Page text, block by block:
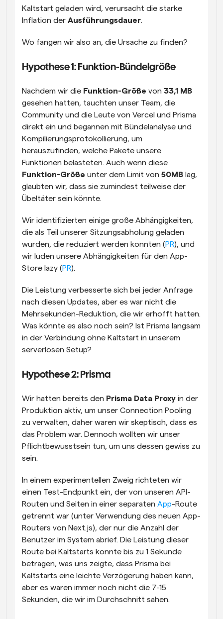
Kaltstart geladen wird, verursacht die starke
Inflation der Ausführungsdauer.
Wo fangen wir also an, die Ursache zu finden?
Hypothese 1: Funktion-Bündelgröße
Nachdem wir die Funktion-Größe von 33,1 MB
gesehen hatten, tauchten unser Team, die
Community und die Leute von Vercel und Prisma
direkt ein und begannen mit Bündelanalyse und
Kompilierungsprotokollierung, um
herauszufinden, welche Pakete unsere
Funktion-Größe unter dem Limit von 50MB lag,
glaubten wir, dass sie zumindest teilweise der
Übeltäter sein könnte.
Wir identifizierten einige große Abhängigkeiten,
die als Teil unserer Sitzungsabholung geladen
wurden, die reduziert werden konnten (PR), und
wir luden unsere Abhängigkeiten für den App-
Store lazy (PR).
Die Leistung verbesserte sich bei jeder Anfrage
nach diesen Updates, aber es war nicht die
Mehrsekunden-Reduktion, die wir erhofft hatten.
Was könnte es also noch sein? Ist Prisma langsam
in der Verbindung ohne Kaltstart in unserem
serverlosen Setup?
Hypothese 2: Prisma
Wir hatten bereits den Prisma Data Proxy in der
Produktion aktiv, um unser Connection Pooling
zu verwalten, daher waren wir skeptisch, dass es
das Problem war. Dennoch wollten wir unser
Pflichtbewusstsein tun, um uns dessen gewiss zu
sein.
In einem experimentellen Zweig richteten wir
einen Test-Endpunkt ein, der von unseren API-
Routen und Seiten in einer separaten App-Route
getrennt war (unter Verwendung des neuen App-
Routers von Next.js), der nur die Anzahl der
Benutzer im System abrief. Die Leistung dieser
Route bei Kaltstarts konnte bis zu 1 Sekunde
betragen, was uns zeigte, dass Prisma bei
Kaltstarts eine leichte Verzögerung haben kann,
aber es waren immer noch nicht die 7-15
Sekunden, die wir im Durchschnitt sahen.